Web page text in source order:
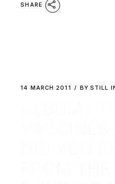
SHARE
14 MARCH 2011 BY STILL